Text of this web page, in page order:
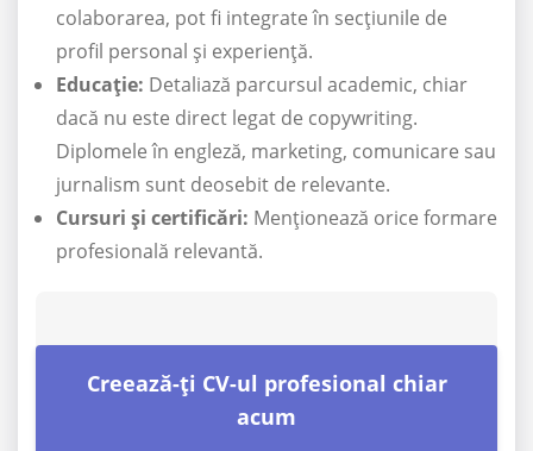
colaborarea, pot fi integrate în secțiunile de
profil personal și experiență.
Educație: Detaliază parcursul academic, chiar
dacă nu este direct legat de copywriting.
Diplomele în engleză, marketing, comunicare sau
jurnalism sunt deosebit de relevante.
Cursuri și certificări: Menționează orice formare
profesională relevantă.
Creează-ți CV-ul profesional chiar
acum